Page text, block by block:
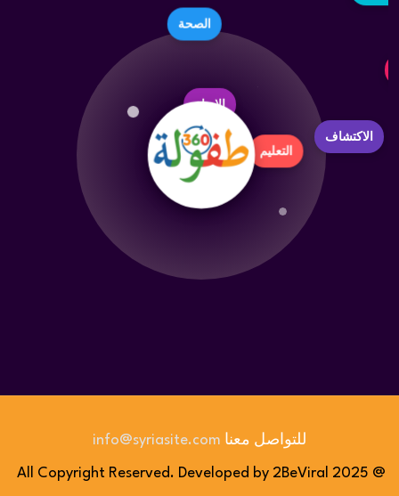
التعليم الاكتشاف
@ 2025 All Copyright Reserved. Developed by 2BeViral
للتواصل معنا info@syriasite.com